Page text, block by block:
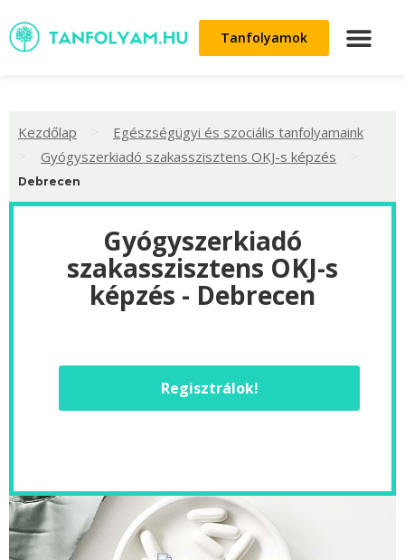
Tanfolyamok
Kezdőlap Egészségügyi és szociális tanfolyamaink
Gyógyszerkiadó szakasszisztens OKJ-s képzés
Debrecen
Gyógyszerkiadó
szakasszisztens OKJ-s
képzés - Debrecen
Regisztrálok!